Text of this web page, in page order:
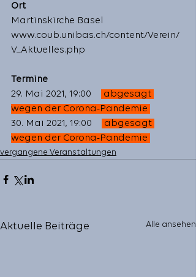
Ort
Martinskirche Basel
www.coub.unibas.ch/content/Verein/
V_Aktuelles.php
Termine
29. Mai 2021, 19:00
abgesagt
wegen der Corona-Pandemie
30. Mai 2021, 19:00
abgesagt
wegen der Corona-Pandemie
vergangene Veranstaltungen
Aktuelle Beiträge Alle ansehen